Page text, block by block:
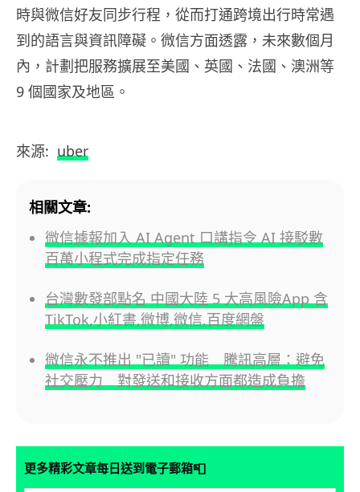
時與微信好友同步行程，從而打通跨境出行時常遇
到的語言與資訊障礙。微信方面透露，未來數個月
內，計劃把服務擴展至美國、英國、法國、澳洲等
9 個國家及地區。
來源: uber
相關文章:
微信據報加入 AI Agent 口講指令 AI 接駁數
百萬小程式完成指定任務
台灣數發部點名 中國大陸 5 大高風險App 含
TikTok,小紅書,微博,微信,百度網盤
微信永不推出 "已讀" 功能 騰訊高層：避免
社交壓力 對發送和接收方面都造成負擔
更多精彩文章每日送到電子郵箱📮